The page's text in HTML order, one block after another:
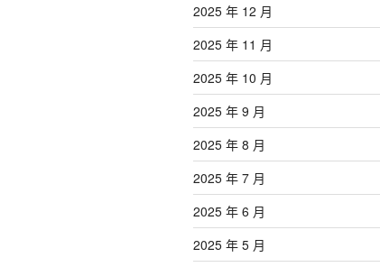
2025 年 12 月
2025 年 11 月
2025 年 10 月
2025 年 9 月
2025 年 8 月
2025 年 7 月
2025 年 6 月
2025 年 5 月